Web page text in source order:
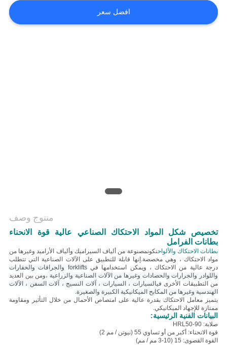
الموقع
افضل سعر
منتوج وصف
تخصيص شكل المواد الاحتكاك الصناعي عالية قوة الانحناء
بطانات الفرامل
بطانات الاحتكاك والألواحنكونمصنوعة من ألياف السيراميك وألياف الأراميد وغيرها من
مواد الاحتكاك ، وهي مخصصة.إنها قابلة للتطبيق على الآلات الصناعية التي تتطلب
درجة عالية من الاحتكاك ، ويمكن استخدامها في f
orklifts والجرافات والحفارات
واللوادر والجرارات والحصادات وغيرها من الآلات الصناعية والزراعية ،ومن بين العديد
من التطبيقات الأخرى فيالسيارات ، السيارات ، آلات النسيج ، آلات السفن ، الآلات
الهندسية وغيرها من المكابح الميكانيكية الكبيرة والصغيرة.
يتميز معامل الاحتكاك بقدرة عالية على امتصاص الأحمال من خلال التأثير ومقاومة
ممتازة للإجهاد الميكانيكي.
البيانات الفنية الرئيسية:
صلابة: HRL50-90
قوة الانحناء: أكبر من أو تساوي 55 (نيوتن / مم 2)
القوة القصوى: 15 (10-3 مم / مم)